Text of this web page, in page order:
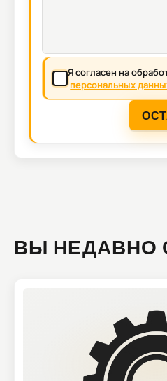
Я согласен на
персональных
ВЫ НЕДАВНО